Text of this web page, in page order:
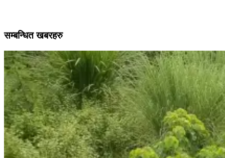
सम्बन्धित खबरहरु